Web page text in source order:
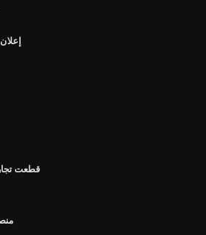
قطعت